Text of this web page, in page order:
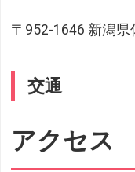
〒952-1646 新潟県
交通
アクセス